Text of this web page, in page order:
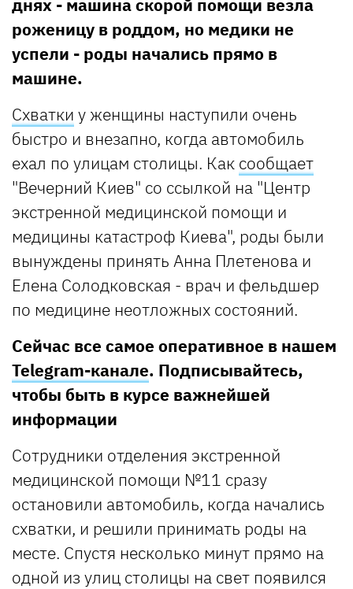
днях - машина скорой помощи везла
роженицу в роддом, но медики не
успели - роды начались прямо в
машине.
Схватки у женщины наступили очень
быстро и внезапно, когда автомобиль
ехал по улицам столицы. Как сообщает
"Вечерний Киев" со ссылкой на "Центр
экстренной медицинской помощи и
медицины катастроф Киева", роды были
вынуждены принять Анна Плетенова и
Елена Солодковская - врач и фельдшер
по медицине неотложных состояний.
Сейчас все самое оперативное в нашем
Telegram-канале. Подписывайтесь,
чтобы быть в курсе важнейшей
информации
Сотрудники отделения экстренной
медицинской помощи №11 сразу
остановили автомобиль, когда начались
схватки, и решили принимать роды на
месте. Спустя несколько минут прямо на
одной из улиц столицы на свет появился